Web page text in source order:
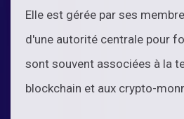
Elle est gérée par ses
d'une autorité centrale pour
sont souvent associées à la
blockchain et aux crypto-